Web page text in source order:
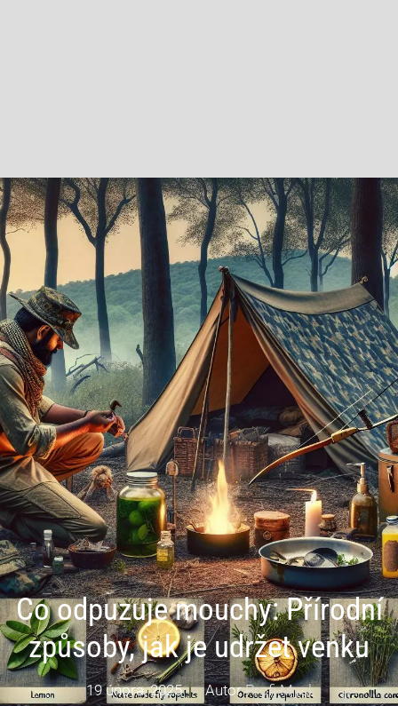
Co odpuzuje mouchy: Přírodní
způsoby, jak je udržet venku
19 února, 2025 AutorProfi Mysl